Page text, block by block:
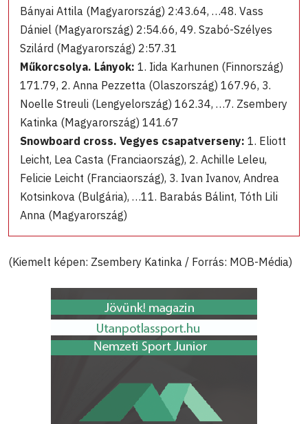
Bányai Attila (Magyarország) 2:43.64, …48. Vass
Dániel (Magyarország) 2:54.66, 49. Szabó-Szélyes
Szilárd (Magyarország) 2:57.31
Műkorcsolya. Lányok: 1. Iida Karhunen (Finnország)
171.79, 2. Anna Pezzetta (Olaszország) 167.96, 3.
Noelle Streuli (Lengyelország) 162.34, …7. Zsembery
Katinka (Magyarország) 141.67
Snowboard cross. Vegyes csapatverseny: 1. Eliott
Leicht, Lea Casta (Franciaország), 2. Achille Leleu,
Felicie Leicht (Franciaország), 3. Ivan Ivanov, Andrea
Kotsinkova (Bulgária), …11. Barabás Bálint, Tóth Lili
Anna (Magyarország)
(Kiemelt képen: Zsembery Katinka / Forrás: MOB-Média)